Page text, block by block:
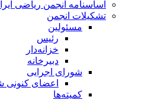
اساسنامه انجمن ریاضی
تشکیلات انجمن
مسئولین
رئیس
خزانه‌دار
دبیرخانه
شورای اجرایی
اعضای کنونی
کمیته‌ها